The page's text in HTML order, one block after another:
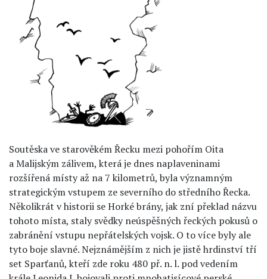
Soutěska ve starověkém Řecku mezi pohořím Oita
a Malijským zálivem, která je dnes naplaveninami
rozšířená místy až na 7 kilometrů, byla významným
strategickým vstupem ze severního do středního Řecka.
Několikrát v historii se Horké brány, jak zní překlad názvu
tohoto místa, staly svědky neúspěšných řeckých pokusů o
zabránění vstupu nepřátelských vojsk. O to více byly ale
tyto boje slavné. Nejznámějším z nich je jistě hrdinství tří
set Sparťanů, kteří zde roku 480 př. n. l. pod vedením